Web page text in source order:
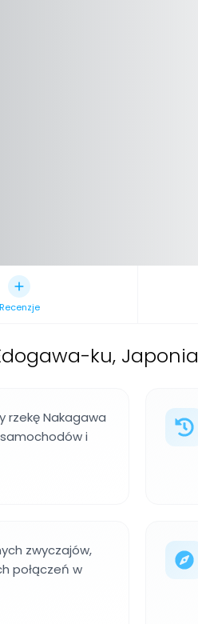
Recenzje
ku, Japonia
rzekę Nakagawa
i
zwyczajów,
połączeń w